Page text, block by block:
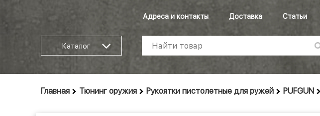
Адреса и контакты Доставка Статьи
Каталог
Главная Тюнинг оружия Рукоятки пистолетные для ружей PUFGUN